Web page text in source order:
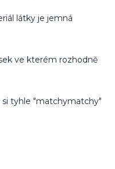
látky je jemná
ve kterém rozhodně
si tyhle "matchymatchy"